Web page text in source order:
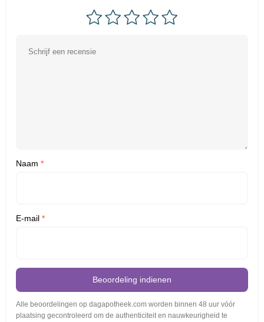
Naam *
E-mail *
Beoordeling indienen
Alle beoordelingen op dagapotheek.com worden binnen 48 uur vóór
plaatsing gecontroleerd om de authenticiteit en nauwkeurigheid te